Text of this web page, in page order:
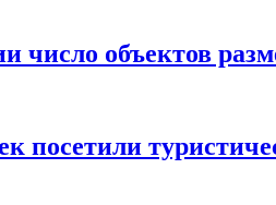
число объектов
посетили